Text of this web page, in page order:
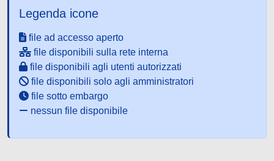
Legenda icone
file ad accesso aperto
file disponibili sulla rete interna
file disponibili agli utenti autorizzati
file disponibili solo agli amministratori
file sotto embargo
nessun file disponibile